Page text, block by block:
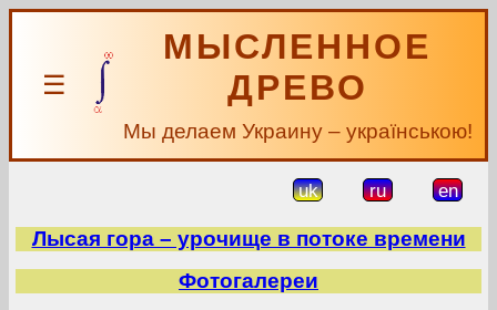
☰
МЫСЛЕННОЕ
ДРЕВО
Мы делаем Украину – українською!
uk ru en
Лысая гора – урочище в потоке времени
Фотогалереи